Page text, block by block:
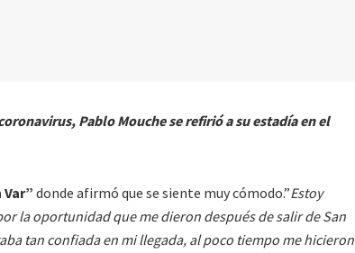
Pablo Mouche se refirió a su estadía en el
Var”donde afirmó que se siente muy cómodo.”Estoy
la oportunidad que me dieron después de salir de San
tan confiada en mi llegada, al poco tiempo me hicieron